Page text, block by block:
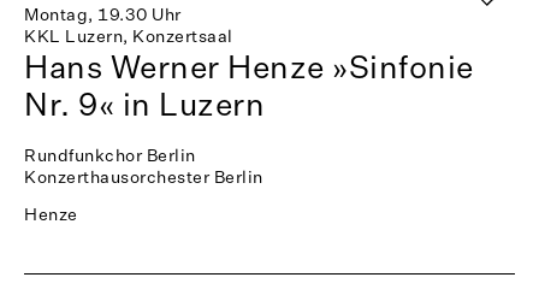
Montag, 19.30 Uhr
KKL Luzern, Konzertsaal
Hans Werner Henze »Sinfonie
Nr. 9« in Luzern
Rundfunkchor Berlin
Konzerthausorchester Berlin
Henze